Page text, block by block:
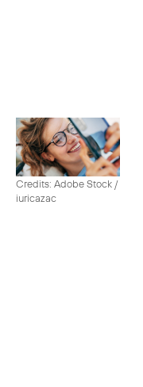
Credits: Adobe Stock /
iuricazac